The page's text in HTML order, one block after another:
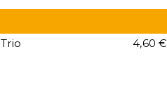
Trio 4,60 €